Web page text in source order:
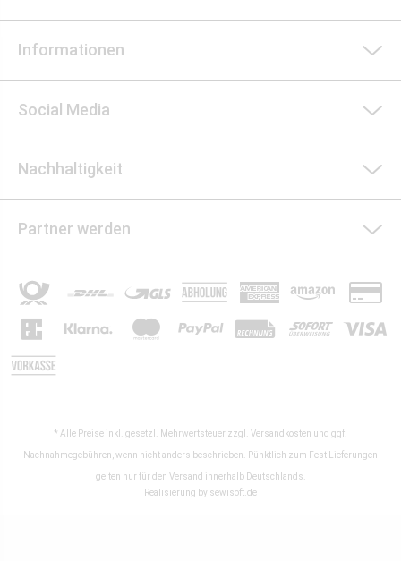
Informationen
Social Media
Nachhaltigkeit
Partner werden
* Alle Preise inkl. gesetzl. Mehrwertsteuer zzgl. Versandkosten und ggf.
Nachnahmegebühren, wenn nicht anders beschrieben. Pünktlich zum Fest Lieferungen
gelten nur für den Versand innerhalb Deutschlands.
Realisierung by sewisoft.de